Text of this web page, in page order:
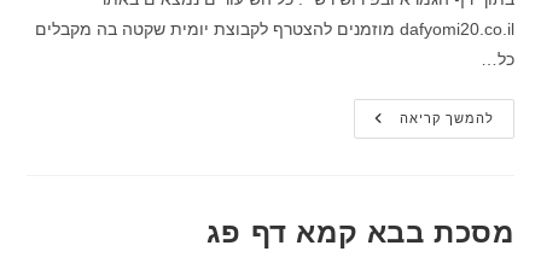
dafyomi20.co.il מוזמנים להצטרף לקבוצת יומית שקטה בה מקבלים
כל…
להמשך קריאהמסכת
בבא
מסכת בבא קמא דף פג